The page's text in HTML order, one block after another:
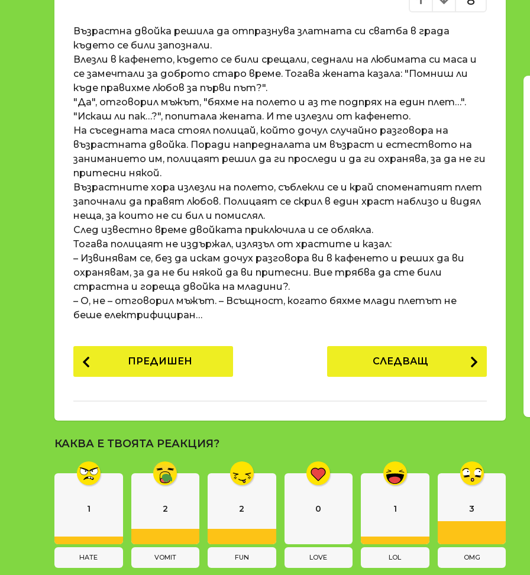
п
р
е
и
1
8
г
о
и
н
п
р
е
a
t
i
Възрастна двойка решила да отпразнува златната си сватба в града
където се били запознали.
Влезли в кафенето, където се били срещали, седнали на любимата си маса и
се замечтали за доброто старо време. Тогава жената казала: "Помниш ли
къде правихме любов за първи път?".
"Да", отговорил мъжът, "бяхме на полето и аз те подпрях на един плет…".
"Искаш ли пак…?", попитала жената. И те излезли от кафенето.
На съседната маса стоял полицай, който дочул случайно разговора на
възрастната двойка. Поради напредналата им възраст и естеството на
заниманието им, полицаят решил да ги проследи и да ги охранява, за да не ги
притесни някой.
Възрастните хора излезли на полето, съблекли се и край споменатият плет
започнали да правят любов. Полицаят се скрил в един храст наблизо и видял
неща, за които не си бил и помислял.
След известно време двойката приключила и се облякла.
Тогава полицаят не издържал, излязъл от храстите и казал:
– Извинявам се, без да искам дочух разговора ви в кафенето и реших да ви
охранявам, за да не би някой да ви притесни. Вие трябва да сте били
страстна и гореща двойка на младини?.
– О, не – отговорил мъжът. – Всъщност, когато бяхме млади плетът не
беше електрифициран…
P
o
a
g
t
i
ПРЕДИШЕН СЛЕДВАЩ
КАКВА Е ТВОЯТА РЕАКЦИЯ?
1
HATE
2
VOMIT
2
FUN
0
LOVE
1
LOL
3
OMG